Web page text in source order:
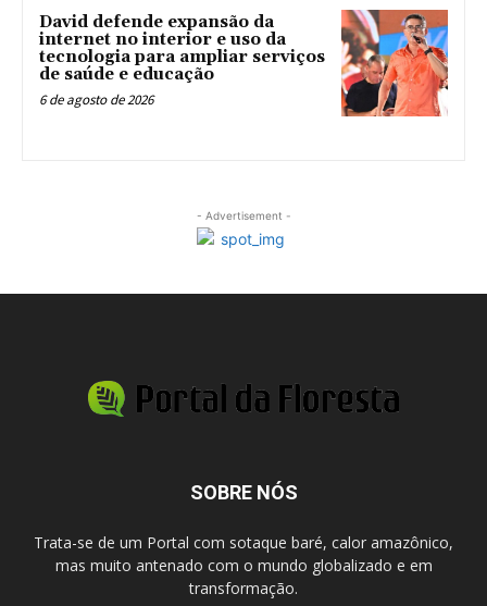
David defende expansão da
internet no interior e uso da
tecnologia para ampliar serviços
de saúde e educação
6 de agosto de 2026
- Advertisement -
SOBRE NÓS
Trata-se de um Portal com sotaque baré, calor amazônico,
mas muito antenado com o mundo globalizado e em
transformação.